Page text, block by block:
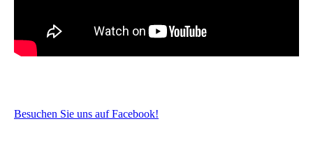
Besuchen Sie uns auf Facebook!